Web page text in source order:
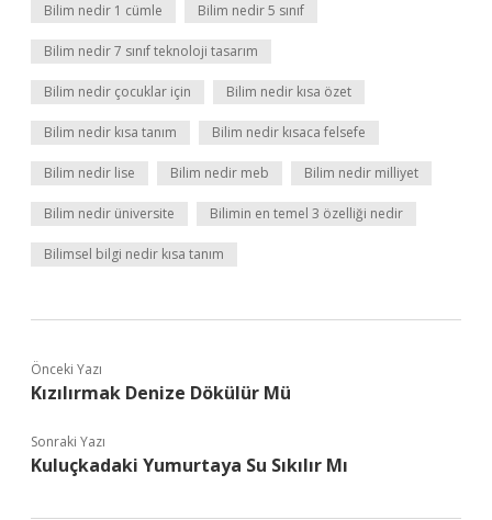
Bilim nedir 1 cümle Bilim nedir 5 sınıf
Bilim nedir 7 sınıf teknoloji tasarım
Bilim nedir çocuklar için Bilim nedir kısa özet
Bilim nedir kısa tanım Bilim nedir kısaca felsefe
Bilim nedir lise Bilim nedir meb Bilim nedir milliyet
Bilim nedir üniversite Bilimin en temel 3 özelliği nedir
Bilimsel bilgi nedir kısa tanım
Önceki Yazı
Kızılırmak Denize Dökülür Mü
Sonraki Yazı
Kuluçkadaki Yumurtaya Su Sıkılır Mı